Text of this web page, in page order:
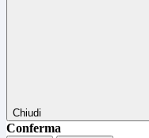
Chiudi
Conferma